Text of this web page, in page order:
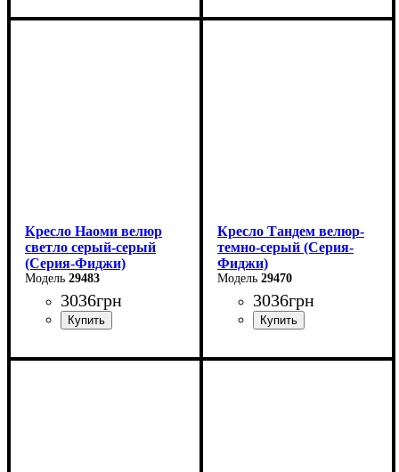
Ширина: 58 см
Ширина: 58 см
Кресло Наоми велюр
светло серый-серый
(Серия-Фиджи)
29483
3036грн
Ширина: 58 см
Кресло Тандем велюр-
темно-серый (Серия-
Фиджи)
29470
3036грн
Ширина: 58 см